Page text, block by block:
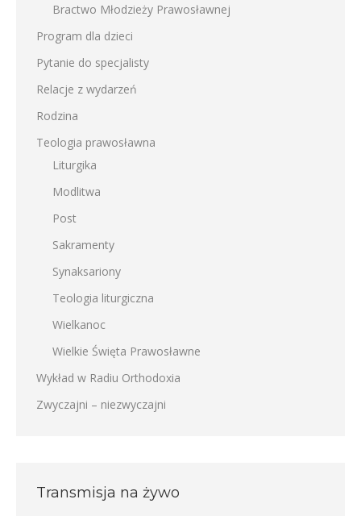
Bractwo Młodzieży Prawosławnej
Program dla dzieci
Pytanie do specjalisty
Relacje z wydarzeń
Rodzina
Teologia prawosławna
Liturgika
Modlitwa
Post
Sakramenty
Synaksariony
Teologia liturgiczna
Wielkanoc
Wielkie Święta Prawosławne
Wykład w Radiu Orthodoxia
Zwyczajni – niezwyczajni
Transmisja na żywo